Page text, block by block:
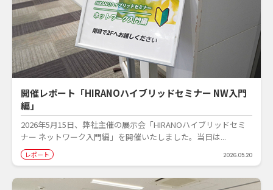
開催レポート「HIRANOハイブリッドセミナー NW入門
編」
2026年5月15日、弊社主催の展示会「HIRANOハイブリッドセミ
ナー ネットワーク入門編」を開催いたしました。当日は...
レポート 2026.05.20